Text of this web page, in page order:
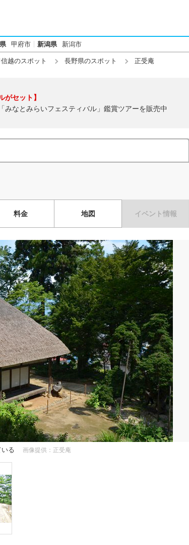
甲府市 新潟県 新潟市
越のスポット 長野県のスポット 正受庵
がセット】
みなとみらいフェスティバル」鑑賞ツアーを販売中
料金 地図 イベント情報
る 画像提供：正受庵